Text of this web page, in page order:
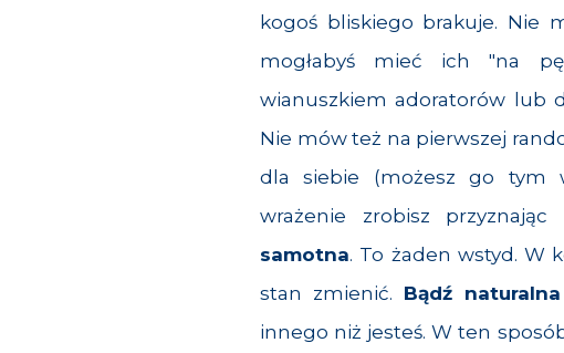
kogoś bliskiego brakuje. Nie
mogłabyś mieć ich "na
wianuszkiem adoratorów lub
Nie mów też na pierwszej
dla siebie (możesz go tym
wrażenie zrobisz
samotna. To żaden wstyd. W
stan zmienić. Bądź naturalna
innego niż jesteś. W ten